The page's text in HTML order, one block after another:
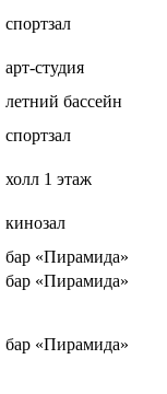
спортзал
арт-студия
летний бассейн
спортзал
холл 1 этаж
кинозал
бар «Пирамида»
бар «Пирамида»
бар «Пирамида»